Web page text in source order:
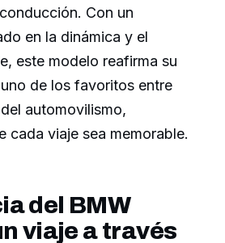
Con un
en la dinámica y el
este modelo reafirma su
de los favoritos entre
automovilismo,
cada viaje sea memorable.
del BMW
viaje a través